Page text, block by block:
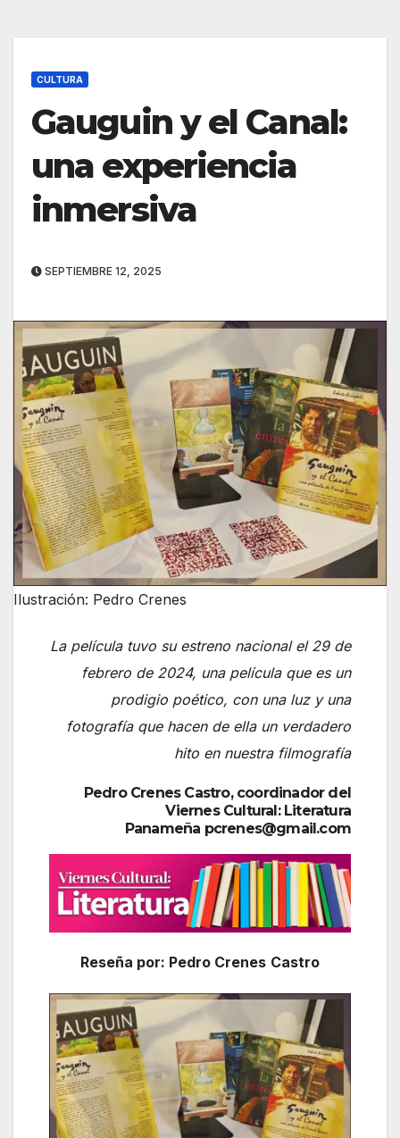
CULTURA
Gauguin y el Canal:
una experiencia
inmersiva
SEPTIEMBRE 12, 2025
Ilustración: Pedro Crenes
La película tuvo su estreno nacional el 29 de
febrero de 2024, una película que es un
prodigio poético, con una luz y una
fotografía que hacen de ella un verdadero
hito en nuestra filmografía
Pedro Crenes Castro, coordinador del
Viernes Cultural: Literatura
Panameña pcrenes@gmail.com
Reseña por: Pedro Crenes Castro